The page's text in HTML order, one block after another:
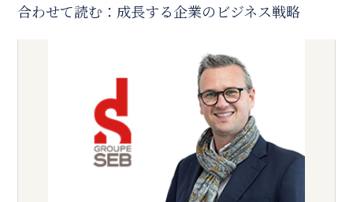
合わせて読む：成長する企業のビジネス戦略